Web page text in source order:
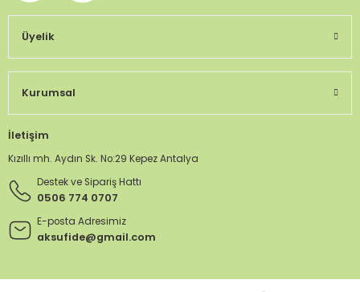
Üyelik
Kurumsal
İletişim
Kızıllı mh. Aydın Sk. No:29 Kepez Antalya
Destek ve Sipariş Hattı
0506 774 0707
E-posta Adresimiz
aksufide@gmail.com